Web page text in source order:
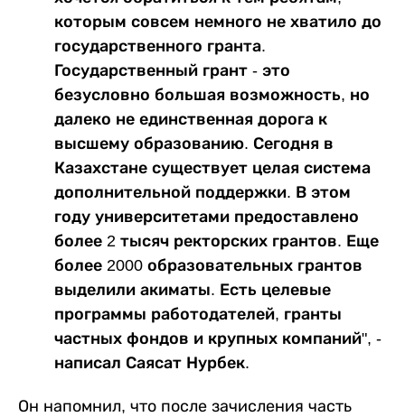
которым совсем немного не хватило до
государственного гранта.
Государственный грант - это
безусловно большая возможность, но
далеко не единственная дорога к
высшему образованию. Сегодня в
Казахстане существует целая система
дополнительной поддержки. В этом
году университетами предоставлено
более 2 тысяч ректорских грантов. Еще
более 2000 образовательных грантов
выделили акиматы. Есть целевые
программы работодателей, гранты
частных фондов и крупных компаний", -
написал Саясат Нурбек.
Он напомнил, что после зачисления часть